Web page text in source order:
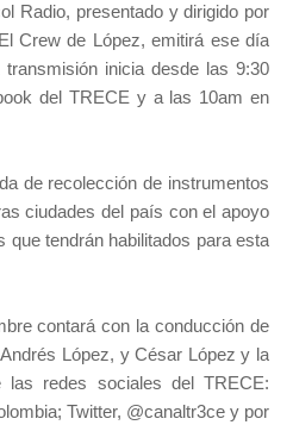
Radio, presentado y dirigido por
Crew de López, emitirá ese día
inicia desde las 9:30
del TRECE y a las 10am en
de recolección de instrumentos
ciudades del país con el apoyo
que tendrán habilitados para esta
contará con la conducción de
López, y César López y la
redes sociales del TRECE:
Twitter, @canaltr3ce y por